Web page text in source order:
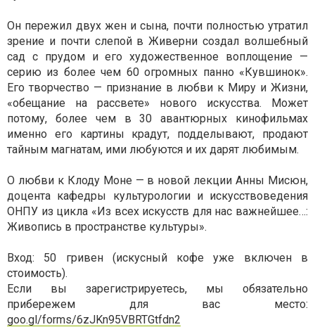
Он пережил двух жен и сына, почти полностью утратил
зрение и почти слепой в Живерни создал волшебный
сад с прудом и его художественное воплощение —
серию из более чем 60 огромных панно «Кувшинок».
Его творчество — признание в любви к Миру и Жизни,
«обещание на рассвете» нового искусства. Может
потому, более чем в 30 авантюрных кинофильмах
именно его картины крадут, подделывают, продают
тайным магнатам, ими любуются и их дарят любимым.
О любви к Клоду Моне — в новой лекции Анны Мисюн,
доцента кафедры культурологии и искусствоведения
ОНПУ из цикла «Из всех искусств для нас важнейшее…:
Живопись в пространстве культуры».
Вход: 50 гривен (искусный кофе уже включен в
стоимость).
Если вы зарегистрируетесь, мы обязательно
прибережем для вас место:
goo.gl/forms/6zJKn95VBRTGtfdn2